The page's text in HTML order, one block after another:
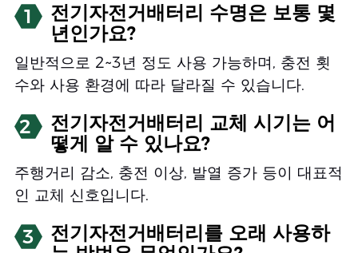
1
전기자전거배터리 수명은 보통 몇
년인가요?
일반적으로 2~3년 정도 사용 가능하며, 충전 횟
수와 사용 환경에 따라 달라질 수 있습니다.
2
전기자전거배터리 교체 시기는 어
떻게 알 수 있나요?
주행거리 감소, 충전 이상, 발열 증가 등이 대표적
인 교체 신호입니다.
3
전기자전거배터리를 오래 사용하